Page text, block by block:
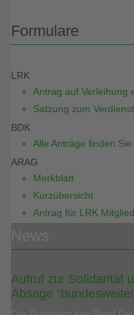
Formulare
LRK
Antrag auf Verleihung
Satzung zum
BDK
Alle Anträge finden
ARAG
Merkblatt
Kurzübersicht
Antrag für LRK
Aufruf zur Solidarität
Absage